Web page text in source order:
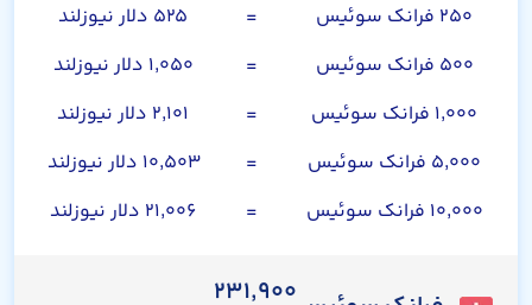
۲۵۰ فرانک سوئیس
=
۵۲۵ دلار نیوزلند
۵۰۰ فرانک سوئیس
=
۱,۰۵۰ دلار نیوزلند
۱,۰۰۰ فرانک سوئیس
=
۲,۱۰۱ دلار نیوزلند
۵,۰۰۰ فرانک سوئیس
=
۱۰,۵۰۳ دلار نیوزلند
۱۰,۰۰۰ فرانک سوئیس
= ۲۱,۰۰۶ دلار نیوزلند
۲۳۱,۹۰۰